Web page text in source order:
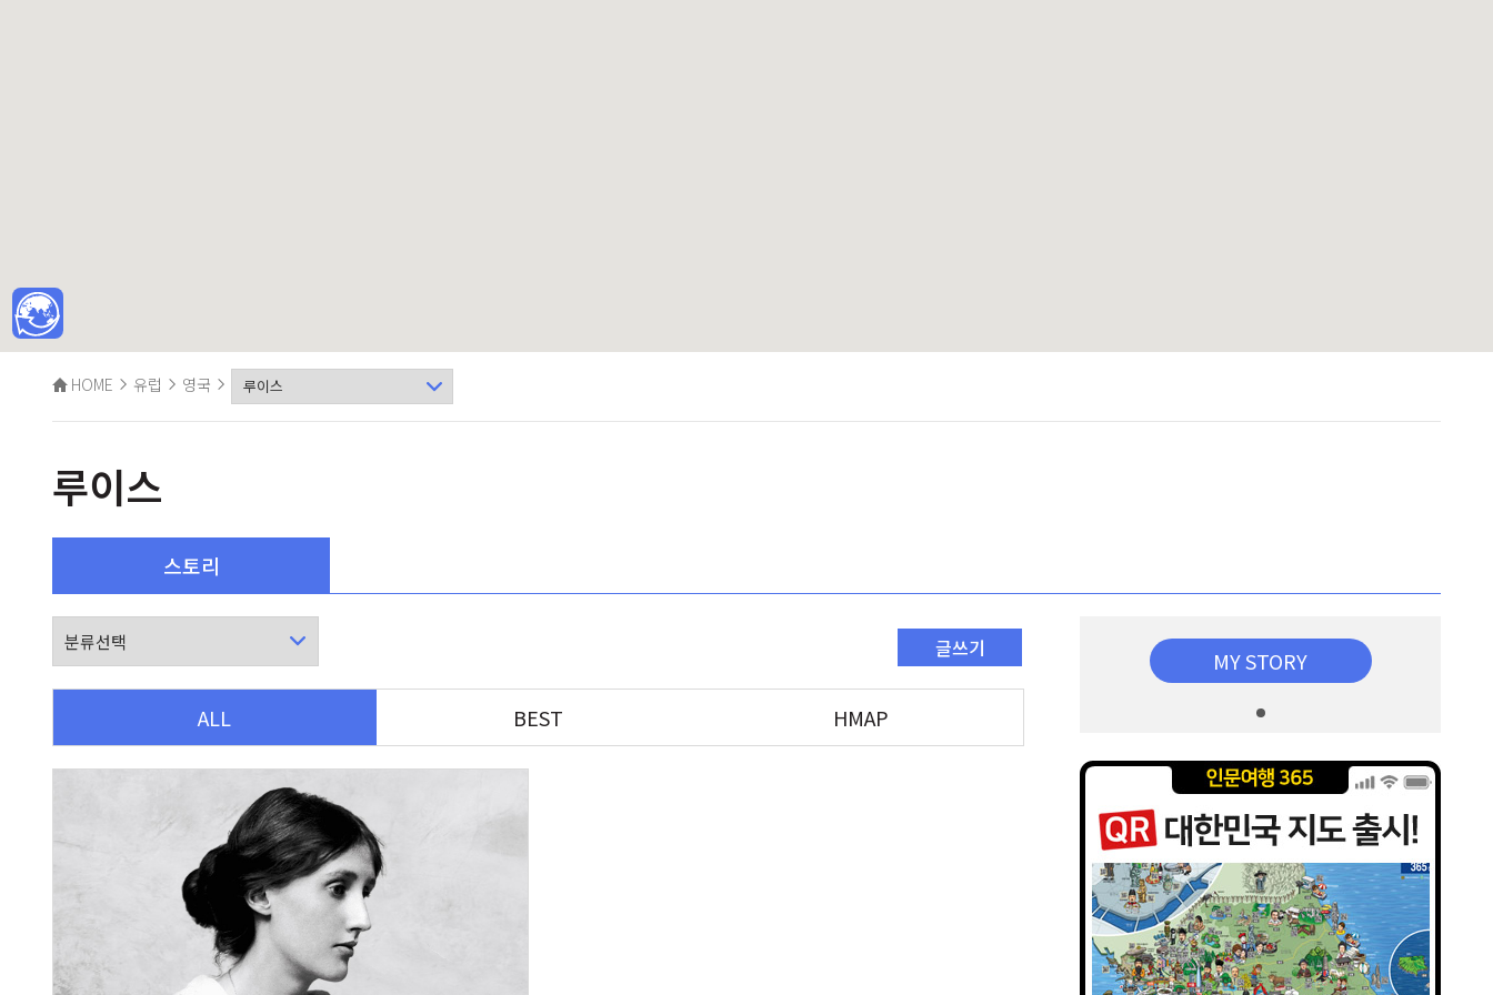
HOME 유럽 영국
루이스
스토리
글쓰기
ALL BEST HMAP
MY STORY